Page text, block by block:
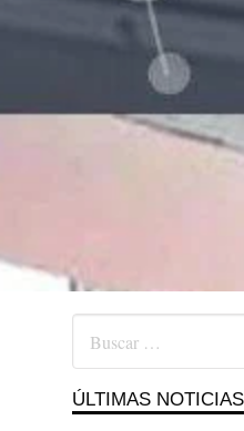
ÚLTIMAS NOTICIAS